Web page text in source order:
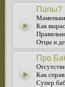
Папы?
Как
Отцы и
Про
Как
Супер